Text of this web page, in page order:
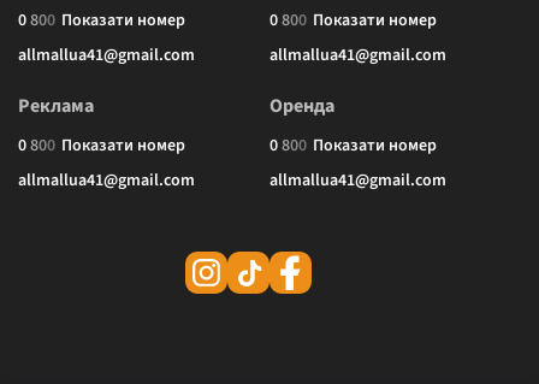
0800 Показати номер
allmallua41@gmail.com
0800 Показати номер
allmallua41@gmail.com
Реклама
0800 Показати номер
allmallua41@gmail.com
Оренда
0800 Показати номер
allmallua41@gmail.com